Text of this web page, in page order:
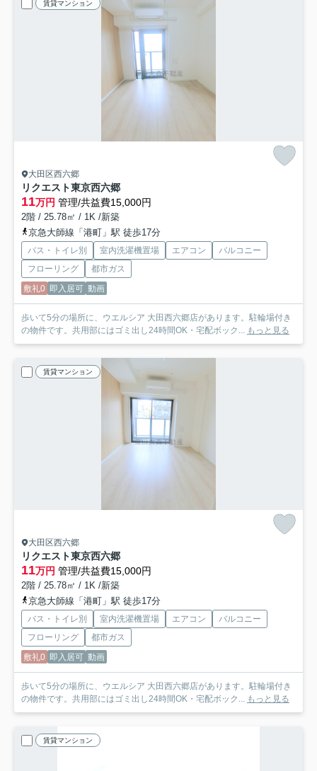
賃貸マンション
大田区西六郷
リクエスト東京西六郷
11万円 管理/共益費15,000円
2階 / 25.78㎡ / 1K /新築
京急大師線「港町」駅 徒歩17分
バス・トイレ別 室内洗濯機置場 エアコン
バルコニー
フローリング
都市ガス
敷礼0 即入居可 動画
歩いて5分の場所に、ウエルシア 大田西六郷店があります。駐輪場付き
の物件です。共用部にはゴミ出し24時間OK・宅配ボック... もっと見る
賃貸マンション
大田区西六郷
リクエスト東京西六郷
11万円 管理/共益費15,000円
2階 / 25.78㎡ / 1K /新築
京急大師線「港町」駅 徒歩17分
バス・トイレ別 室内洗濯機置場 エアコン
バルコニー
フローリング
都市ガス
敷礼0 即入居可 動画
歩いて5分の場所に、ウエルシア 大田西六郷店があります。駐輪場付き
の物件です。共用部にはゴミ出し24時間OK・宅配ボック... もっと見る
賃貸マンション